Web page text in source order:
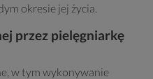
okresie jej życia.
przez pielęgniarkę
w tym wykonywanie